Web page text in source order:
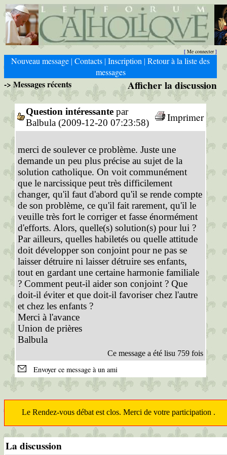
[ Me connecter]
Nouveau message | Contacts | Inscription | Retour à la liste des
messages
-> Messages récents Afficher la discussion
Question intéressante par
Balbula (2009-12-20 07:23:58)
Imprimer
merci de soulever ce problème. Juste une
demande un peu plus précise au sujet de la
solution catholique. On voit communément
que le narcissique peut très difficilement
changer, qu'il faut d'abord qu'il se rende compte
de son problème, ce qu'il fait rarement, qu'il le
veuille très fort le corriger et fasse énormément
d'efforts. Alors, quelle(s) solution(s) pour lui ?
Par ailleurs, quelles habiletés ou quelle attitude
doit développer son conjoint pour ne pas se
laisser détruire ni laisser détruire ses enfants,
tout en gardant une certaine harmonie familiale
? Comment peut-il aider son conjoint ? Que
doit-il éviter et que doit-il favoriser chez l'autre
et chez les enfants ?
Merci à l'avance
Union de prières
Balbula
Ce message a été lisu 759 fois
Envoyer ce message à un ami
Le Rendez-vous débat est clos. Merci de votre participation .
La discussion